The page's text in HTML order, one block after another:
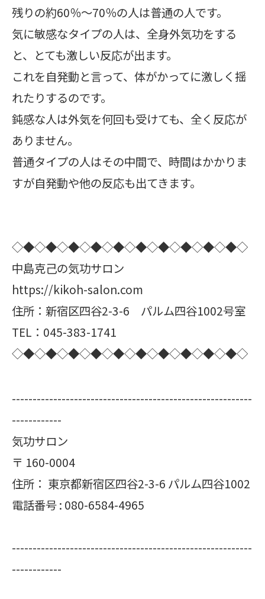
残りの約60％～70％の人は普通の人です。
気に敏感なタイプの人は、全身外気功をする
と、とても激しい反応が出ます。
これを自発動と言って、体がかってに激しく揺
れたりするのです。
鈍感な人は外気を何回も受けても、全く反応が
ありません。
普通タイプの人はその中間で、時間はかかりま
すが自発動や他の反応も出てきます。
◇◆◇◆◇◆◇◆◇◆◇◆◇◆◇◆◇◆◇◆◇
中島克己の気功サロン
https://kikoh-salon.com
住所：新宿区四谷2-3-6 パルム四谷1002号室
TEL：045-383-1741
◇◆◇◆◇◆◇◆◇◆◇◆◇◆◇◆◇◆◇◆◇
----------------------------------------------------------
------------
気功サロン
〒 160-0004
住所： 東京都新宿区四谷2-3-6 パルム四谷1002
電話番号 : 080-6584-4965
----------------------------------------------------------
------------